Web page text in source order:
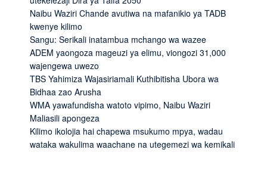
Naibu Waziri Chande avutiwa na mafanikio ya TADB
kwenye kilimo
Sangu: Serikali inatambua mchango wa wazee
ADEM yaongoza mageuzi ya elimu, viongozi 31,000
wajengewa uwezo
TBS Yahimiza Wajasiriamali Kuthibitisha Ubora wa
Bidhaa zao Arusha
WMA yawafundisha watoto vipimo, Naibu Waziri
Maliasili apongeza
Kilimo ikolojia hai chapewa msukumo mpya, wadau
wataka wakulima waachane na utegemezi wa kemikali